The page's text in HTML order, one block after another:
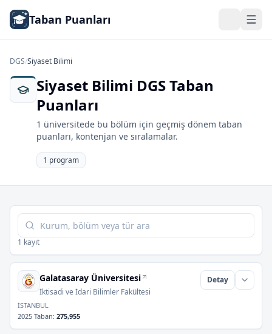
Taban Puanları
DGS/Siyaset Bilimi
Siyaset Bilimi DGS Taban
Puanları
1 üniversitede bu bölüm için geçmiş dönem taban
puanları, kontenjan ve sıralamalar.
1 program
Tabloda ara
1 kayıt
Galatasaray Üniversitesi
İktisadi ve İdari Bilimler Fakültesi
Detay
İSTANBUL
2025 Taban: 275,955